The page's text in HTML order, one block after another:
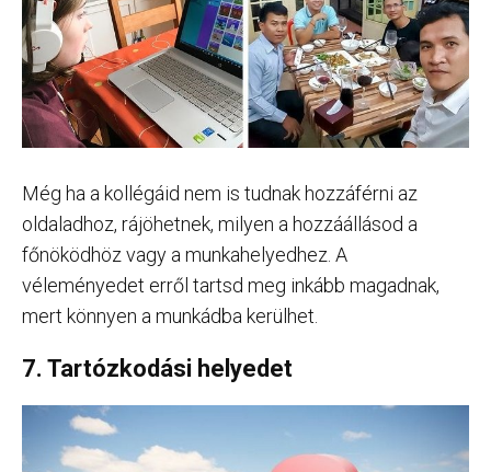
Még ha a kollégáid nem is tudnak hozzáférni az
oldaladhoz, rájöhetnek, milyen a hozzáállásod a
főnöködhöz vagy a munkahelyedhez. A
véleményedet erről tartsd meg inkább magadnak,
mert könnyen a munkádba kerülhet.
7. Tartózkodási helyedet